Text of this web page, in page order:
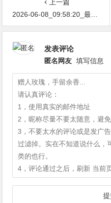
上一篇
2026-06-08_09:58:20_最新网络节点地址免费分享…不定期更新…开放免费分享（网络免费节点香港|日本|韩国|新加坡|台湾|马来西亚|…
发表评论
匿名网友 填写信息